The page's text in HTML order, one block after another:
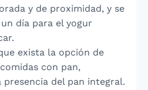
y de proximidad, y se
día para el yogur
exista la opción de
con pan,
presencia del pan integral.